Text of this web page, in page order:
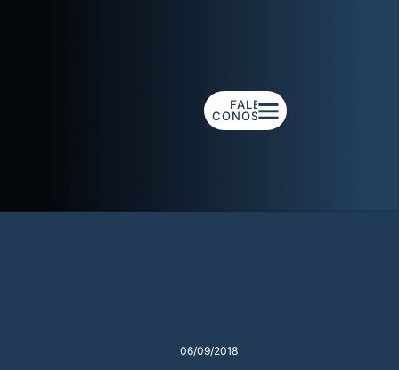
FALE
CONOSCO
06/09/2018